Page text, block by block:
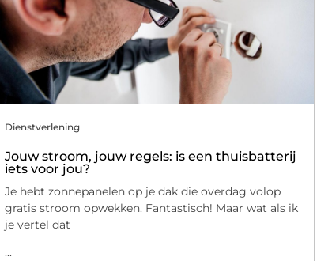
Dienstverlening
Jouw stroom, jouw regels: is een thuisbatterij
iets voor jou?
Je hebt zonnepanelen op je dak die overdag volop
gratis stroom opwekken. Fantastisch! Maar wat als ik
je vertel dat
...